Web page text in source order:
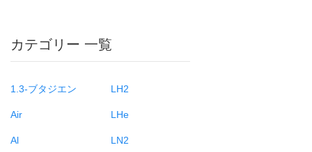
カテゴリー 一覧
1.3-ブタジエン
Air
Al
LH2
LHe
LN2